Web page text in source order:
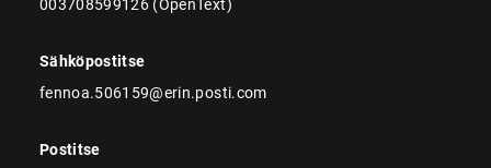
003708599126 (OpenText)
Sähköpostitse
fennoa.506159@erin.posti.com
Postitse